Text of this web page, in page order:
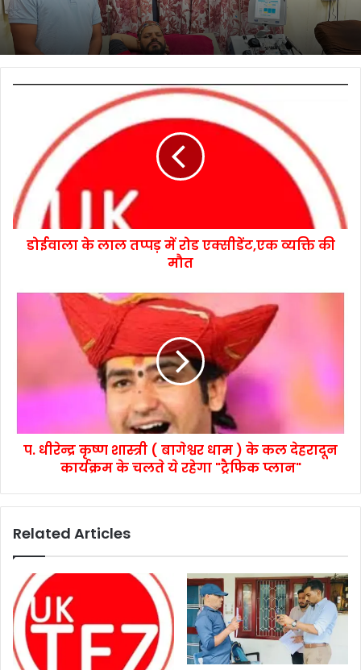
डोईवाला के लाल तप्पड़ में रोड एक्सीडेंट,एक व्यक्ति की
मौत
प. धीरेन्द्र कृष्ण शास्त्री ( बागेश्वर धाम ) के कल देहरादून
कार्यक्रम के चलते ये रहेगा "ट्रैफिक प्लान"
Related Articles